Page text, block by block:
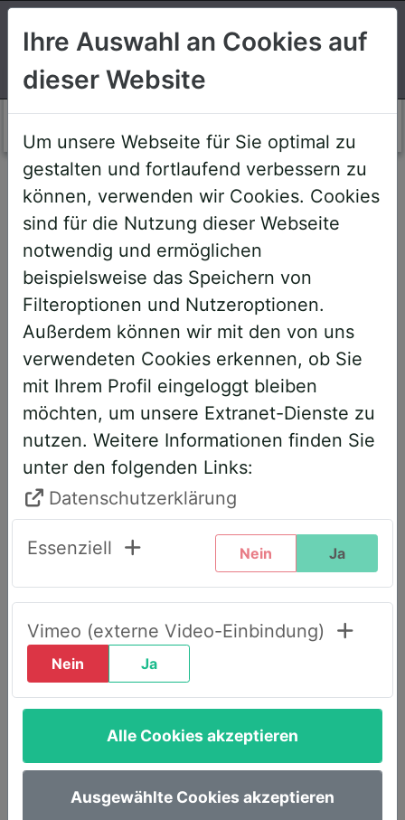
Willkommen!
Sehr geehrte Teilnehmerinnen und
Teilnehmer,
um Ihnen zukünftige Buchungen zu
erleichtern, haben wir unser System
umstrukturiert und den AWS+-Account
entsprechend angepasst. Bitte führen
Sie daher folgende Schritte durch,
wenn Sie diesen Text zum ersten Mal
sehen, um weiterhin vollen Zugriff zu
haben:
Klicken Sie oben rechts auf den Reiter
„LOGIN AWS+“.
Geben Sie dort Ihre E-Mail-Adresse
ein.
Wählen Sie die Option „Passwort
vergessen“.
Sie erhalten umgehend eine E-Mail mit
einem Link, um ein neues Passwort
festzulegen.
Ihre Auswahl an Cookies auf
dieser Website
Um unsere Webseite für Sie optimal zu
gestalten und fortlaufend verbessern zu
können, verwenden wir Cookies. Cookies
sind für die Nutzung dieser Webseite
notwendig und ermöglichen
beispielsweise das Speichern von
Filteroptionen und Nutzeroptionen.
Außerdem können wir mit den von uns
verwendeten Cookies erkennen, ob Sie
mit Ihrem Profil eingeloggt bleiben
möchten, um unsere Extranet-Dienste zu
nutzen. Weitere Informationen finden Sie
unter den folgenden Links:
Datenschutzerklärung
Essenziell Nein Ja
Vimeo (externe Video-Einbindung)
Nein Ja
Alle Cookies akzeptieren
Ausgewählte Cookies akzeptieren